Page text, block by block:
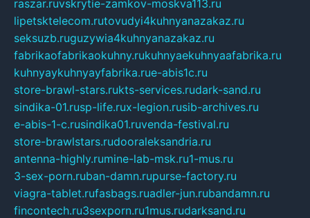
raszar.ruvskrytie-zamkov-moskva113.ru
lipetsktelecom.rutovudyi4kuhnyanazakaz.ru
seksuzb.ruguzywia4kuhnyanazakaz.ru
fabrikaofabrikaokuhny.rukuhnyaekuhnyaafabrika.ru
kuhnyaykuhnyayfabrika.rue-abis1c.ru
store-brawl-stars.rukts-services.rudark-sand.ru
sindika-01.rusp-life.rux-legion.rusib-archives.ru
e-abis-1-c.rusindika01.ruvenda-festival.ru
store-brawlstars.rudooraleksandria.ru
antenna-highly.rumine-lab-msk.ru1-mus.ru
3-sex-porn.ruban-damn.rupurse-factory.ru
viagra-tablet.rufasbags.ruadler-jun.rubandamn.ru
fincontech.ru3sexporn.ru1mus.rudarksand.ru